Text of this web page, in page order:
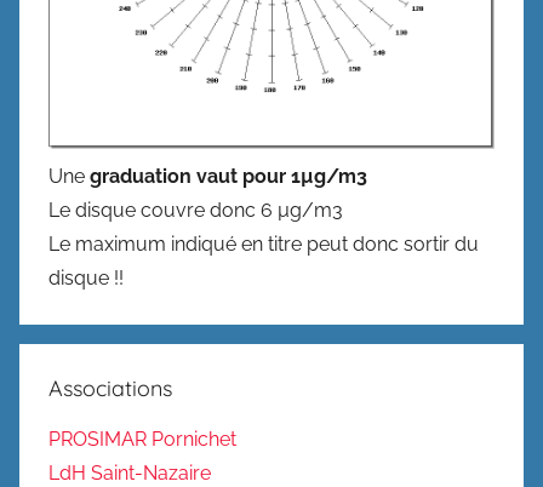
Une graduation vaut pour 1µg/m3
Le disque couvre donc 6 µg/m3
Le maximum indiqué en titre peut donc sortir du
disque !!
Associations
PROSIMAR Pornichet
LdH Saint-Nazaire